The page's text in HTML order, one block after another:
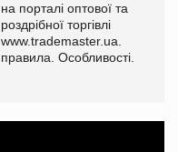
на порталі оптової та
роздрібної торгівлі
www.trademaster.ua.
правила. Особливості.